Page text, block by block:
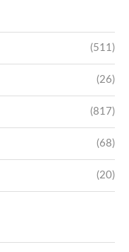
(511)
(26)
(817)
(68)
(20)